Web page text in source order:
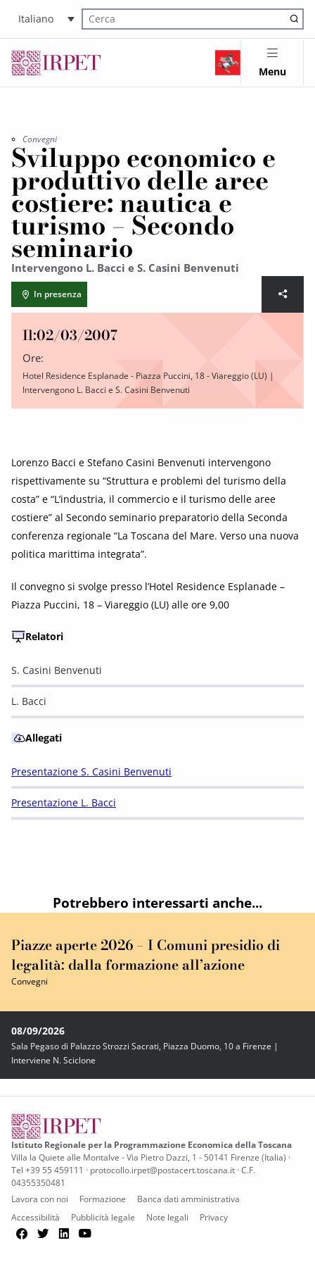
Italiano
Cerca nel sito
Menu
Convegni
Sviluppo economico e
produttivo delle aree
costiere: nautica e
turismo – Secondo
seminario
Intervengono L. Bacci e S. Casini Benvenuti
In presenza
Il:02/03/2007
Ore:
Hotel Residence Esplanade - Piazza Puccini, 18 - Viareggio (LU) |
Intervengono L. Bacci e S. Casini Benvenuti
Lorenzo Bacci e Stefano Casini Benvenuti intervengono
rispettivamente su “Struttura e problemi del turismo della
costa” e “L’industria, il commercio e il turismo delle aree
costiere” al Secondo seminario preparatorio della Seconda
conferenza regionale “La Toscana del Mare. Verso una nuova
politica marittima integrata”.
Il convegno si svolge presso l’Hotel Residence Esplanade –
Piazza Puccini, 18 – Viareggio (LU) alle ore 9,00
Relatori
S. Casini Benvenuti
L. Bacci
Allegati
Presentazione S. Casini Benvenuti
Presentazione L. Bacci
Potrebbero interessarti anche...
Piazze aperte 2026 – I Comuni presidio di
legalità: dalla formazione all’azione
Convegni
08/09/2026
Sala Pegaso di Palazzo Strozzi Sacrati, Piazza Duomo, 10 a Firenze |
Interviene N. Sciclone
Istituto Regionale per la Programmazione Economica della Toscana
Villa la Quiete alle Montalve - Via Pietro Dazzi, 1 - 50141 Firenze (Italia) ·
Tel +39 55 459111 · protocollo.irpet@postacert.toscana.it · C.F.
04355350481
Lavora con noi
Formazione
Banca dati amministrativa
Accessibilità
Pubblicità legale Note legali Privacy
Facebook
TwitterLinkedIn